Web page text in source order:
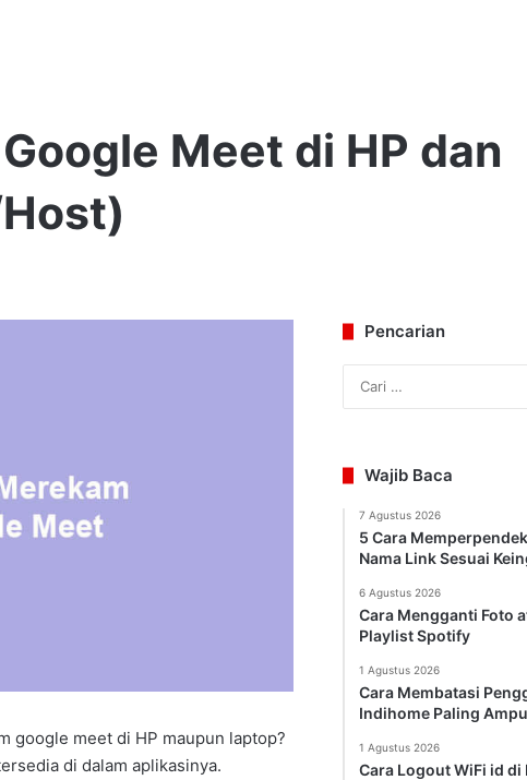
Meet di HP dan
google meet di HP maupun laptop?
di dalam aplikasinya.
Pencarian
Wajib Baca
7 Agustus 2026
5 Cara
Nama Link Sesuai
6 Agustus 2026
Cara Mengganti Foto
Playlist Spotify
1 Agustus 2026
Cara Membatasi
Indihome Paling
1 Agustus 2026
Cara Logout WiFi id di